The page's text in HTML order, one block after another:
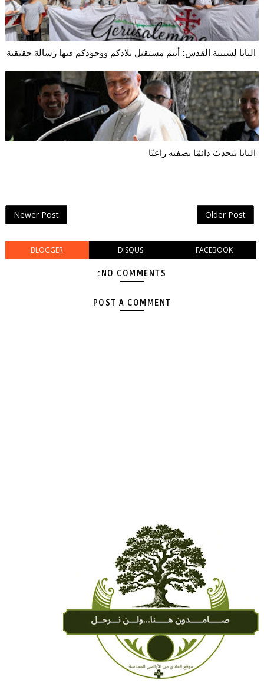
البابا لشبيبة القدس: أنتم مستقبل بلادكم ووجودكم فيها رسالة حقيقية
البابا يتحدث دائمًا بصفته راعيًا
Newer Post Older Post
BLOGGER DISQUS FACEBOOK
NO COMMENTS:
POST A COMMENT